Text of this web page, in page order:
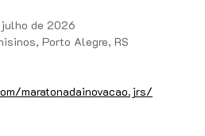
de 2026
Porto Alegre, RS
maratonadainovacao.jrs/